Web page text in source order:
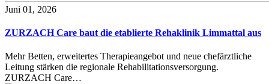
Juni 01, 2026
ZURZACH Care baut die etablierte Rehaklinik Limmattal aus
Mehr Betten, erweitertes Therapieangebot und neue chefärztliche
Leitung stärken die regionale Rehabilitationsversorgung.
ZURZACH Care…